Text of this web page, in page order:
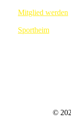
Mitglied werden
Sportheim
©